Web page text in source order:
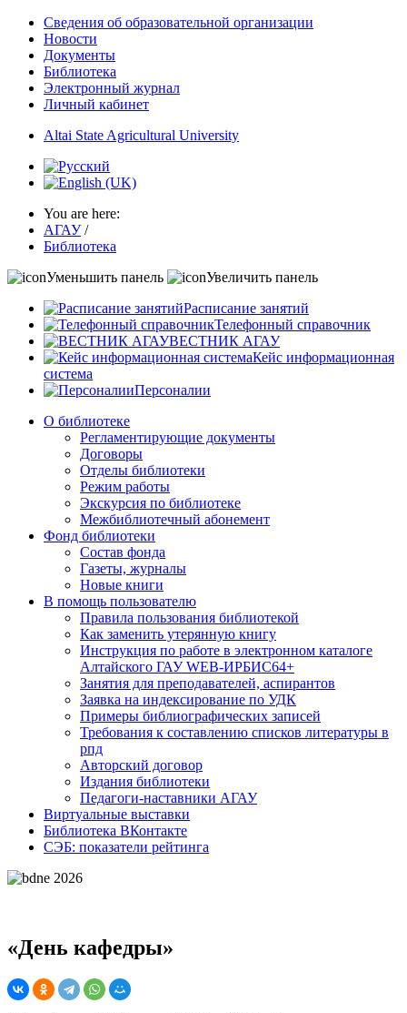
Сведения об образовательной организации
Новости
Документы
Библиотека
Электронный журнал
Личный кабинет
Altai State Agricultural University
You are here:
АГАУ /
Библиотека
Уменьшить панель
Увеличить панель
Расписание занятий
Телефонный справочник
ВЕСТНИК АГАУ
Кейс информационная
система
Персоналии
О библиотеке
Регламентирующие документы
Договоры
Отделы библиотеки
Режим работы
Экскурсия по библиотеке
Межбиблиотечный абонемент
Фонд библиотеки
Состав фонда
Газеты, журналы
Новые книги
В помощь пользователю
Правила пользования библиотекой
Как заменить утерянную книгу
Инструкция по работе в электронном каталоге
Алтайского ГАУ WEB-ИРБИС64+
Занятия для преподавателей, аспирантов
Заявка на индексирование по УДК
Примеры библиографических записей
Требования к составлению списков литературы в
рпд
Авторский договор
Издания библиотеки
Педагоги-наставники АГАУ
Виртуальные выставки
Библиотека ВКонтакте
СЭБ: показатели рейтинга
«День кафедры»